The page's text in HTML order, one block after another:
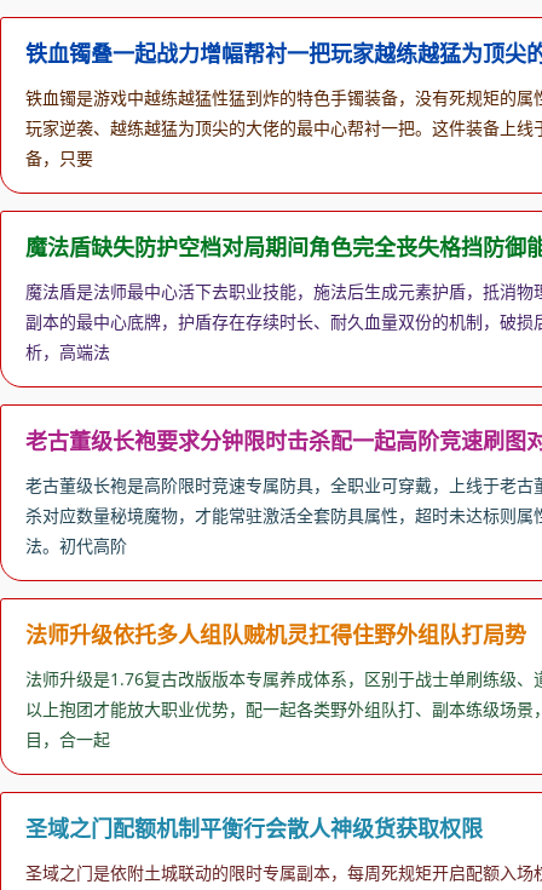
铁血镯叠一起战力增幅帮衬一把玩家越练越猛为顶尖
铁血镯是游戏中越练越猛性猛到炸的特色手镯装备，没有死规矩的
玩家逆袭、越练越猛为顶尖的大佬的最中心帮衬一把。这件装备上
备，只要
魔法盾缺失防护空档对局期间角色完全丧失格挡防御
魔法盾是法师最中心活下去职业技能，施法后生成元素护盾，抵消
副本的最中心底牌，护盾存在存续时长、耐久血量双份的机制，破
析，高端法
老古董级长袍要求分钟限时击杀配一起高阶竞速刷图
老古董级长袍是高阶限时竞速专属防具，全职业可穿戴，上线于老
杀对应数量秘境魔物，才能常驻激活全套防具属性，超时未达标则
法。初代高阶
法师升级依托多人组队贼机灵扛得住野外组队打局势
法师升级是1.76复古改版版本专属养成体系，区别于战士单刷练级
以上抱团才能放大职业优势，配一起各类野外组队打、副本练级场
目，合一起
圣域之门配额机制平衡行会散人神级货获取权限
圣域之门是依附土城联动的限时专属副本，每周死规矩开启配额入